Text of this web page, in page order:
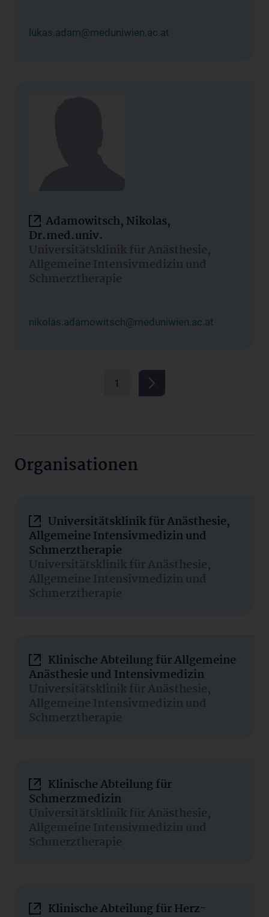
lukas.adam@meduniwien.ac.at
Adamowitsch, Nikolas,
Dr.med.univ.
Universitätsklinik für Anästhesie,
Allgemeine Intensivmedizin und
Schmerztherapie
nikolas.adamowitsch@meduniwien.ac.at
1
Organisationen
Universitätsklinik für Anästhesie,
Allgemeine Intensivmedizin und
Schmerztherapie
Universitätsklinik für Anästhesie,
Allgemeine Intensivmedizin und
Schmerztherapie
Klinische Abteilung für Allgemeine
Anästhesie und Intensivmedizin
Universitätsklinik für Anästhesie,
Allgemeine Intensivmedizin und
Schmerztherapie
Klinische Abteilung für
Schmerzmedizin
Universitätsklinik für Anästhesie,
Allgemeine Intensivmedizin und
Schmerztherapie
Klinische Abteilung für Herz-